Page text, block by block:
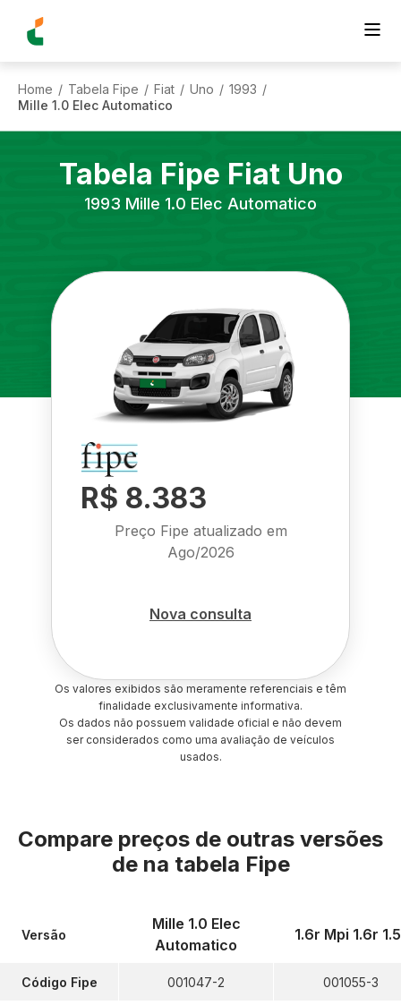
Home / Tabela Fipe / Fiat / Uno / 1993 /
Mille 1.0 Elec Automatico
Tabela Fipe Fiat Uno
1993 Mille 1.0 Elec Automatico
R$ 8.383
Preço Fipe atualizado em
Ago/2026
Nova consulta
Os valores exibidos são meramente referenciais e têm
finalidade exclusivamente informativa.
Os dados não possuem validade oficial e não devem
ser considerados como uma avaliação de veículos
usados.
Compare preços de outras versões
de na tabela Fipe
Versão
Código Fipe
Mille 1.0 Elec
Automatico
001047-2
1.6r Mpi 1.6r
001055-3